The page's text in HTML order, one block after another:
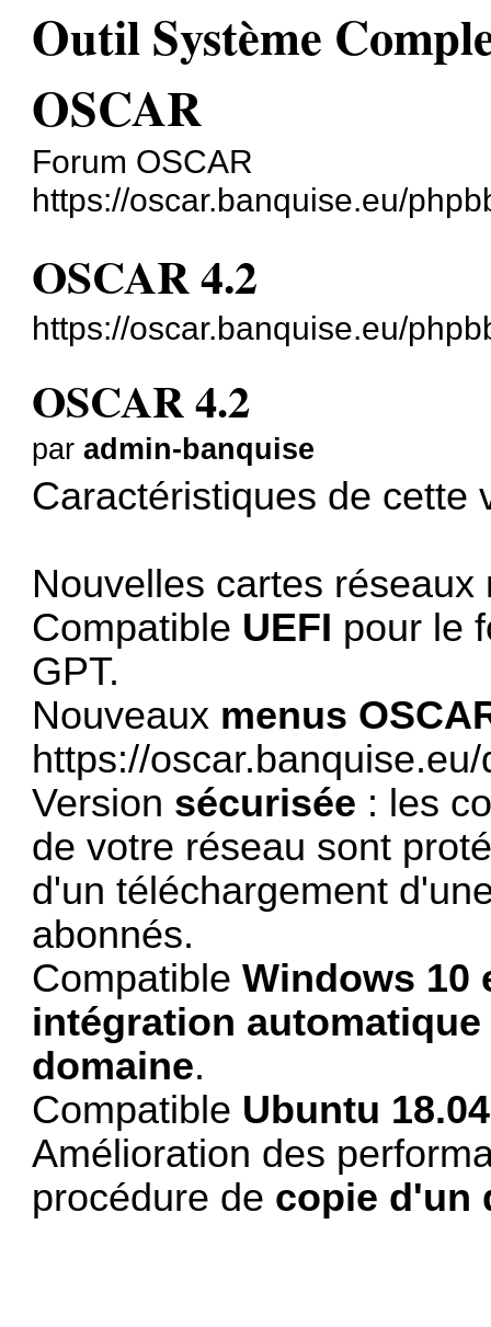
Outil Système
OSCAR
Forum OSCAR
https://oscar.banquise.eu/
OSCAR 4.2
https://oscar.banquise.eu/
OSCAR 4.2
paradmin-banquise
Caractéristiques de cette
Nouvelles cartes réseaux
Compatible UEFI pour le
GPT.
Nouveaux menus
https://
Version sécurisée : les
de votre réseau sont
d'un téléchargement
abonnés.
CompatibleWindows 10
intégration
domaine.
Compatible Ubuntu 18.04
Amélioration des
procédure de copie d'un